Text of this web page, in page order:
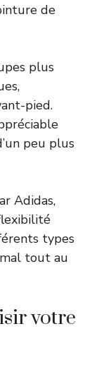
de
plus
pied.
peu plus
Adidas,
types
tout au
votre